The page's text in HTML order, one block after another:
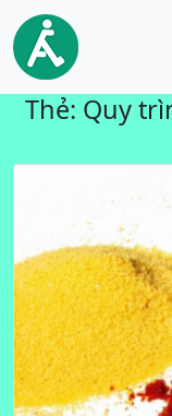
Thẻ: Quy